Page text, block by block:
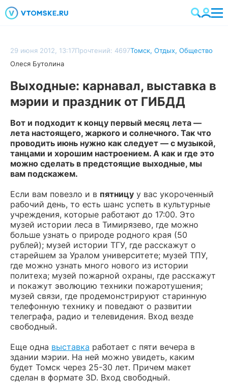
29 июня 2012, 13:17Прочтений: 4697Томск, Отдых, Общество
Олеся Бутолина
Выходные: карнавал, выставка в
мэрии и праздник от ГИБДД
Вот и подходит к концу первый месяц лета —
лета настоящего, жаркого и солнечного. Так что
проводить июнь нужно как следует — с музыкой,
танцами и хорошим настроением. А как и где это
можно сделать в предстоящие выходные, мы
вам подскажем.
Если вам повезло и в пятницу у вас укороченный
рабочий день, то есть шанс успеть в культурные
учреждения, которые работают до 17:00. Это
музей истории леса в Тимирязево, где можно
больше узнать о природе родного края (50
рублей); музей истории ТГУ, где расскажут о
старейшем за Уралом университете; музей ТПУ,
где можно узнать много нового из истории
политеха; музей пожарной охраны, где расскажут
и покажут эволюцию техники пожаротушения;
музей связи, где продемонстрируют старинную
телефонную технику и поведают о развитии
телеграфа, радио и телевидения. Вход везде
свободный.
Еще одна выставка работает с пяти вечера в
здании мэрии. На ней можно увидеть, каким
будет Томск через 25-30 лет. Причем макет
сделан в формате 3D. Вход свободный.